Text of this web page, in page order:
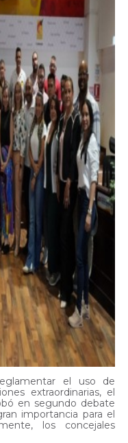
el uso de
extraordinarias, el
en segundo debate
importancia para el
los concejales